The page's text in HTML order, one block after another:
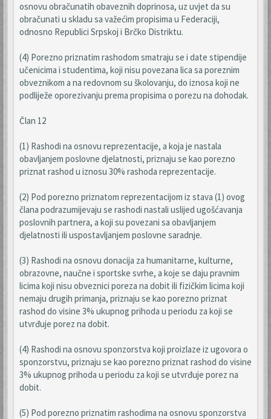
osnovu obračunatih obaveznih doprinosa, uz uvjet da su
obračunati u skladu sa važećim propisima u Federaciji,
odnosno Republici Srpskoj i Brčko Distriktu.
(4) Porezno priznatim rashodom smatraju se i date stipendije
učenicima i studentima, koji nisu povezana lica sa poreznim
obveznikom a na redovnom su školovanju, do iznosa koji ne
podliježe oporezivanju prema propisima o porezu na dohodak.
Član 12
(1) Rashodi na osnovu reprezentacije, a koja je nastala
obavljanjem poslovne djelatnosti, priznaju se kao porezno
priznat rashod u iznosu 30% rashoda reprezentacije.
(2) Pod porezno priznatom reprezentacijom iz stava (1) ovog
člana podrazumijevaju se rashodi nastali uslijed ugošćavanja
poslovnih partnera, a koji su povezani sa obavljanjem
djelatnosti ili uspostavljanjem poslovne saradnje.
(3) Rashodi na osnovu donacija za humanitarne, kulturne,
obrazovne, naučne i sportske svrhe, a koje se daju pravnim
licima koji nisu obveznici poreza na dobit ili fizičkim licima koji
nemaju drugih primanja, priznaju se kao porezno priznat
rashod do visine 3% ukupnog prihoda u periodu za koji se
utvrđuje porez na dobit.
(4) Rashodi na osnovu sponzorstva koji proizlaze iz ugovora o
sponzorstvu, priznaju se kao porezno priznat rashod do visine
3% ukupnog prihoda u periodu za koji se utvrđuje porez na
dobit.
(5) Pod porezno priznatim rashodima na osnovu sponzorstva